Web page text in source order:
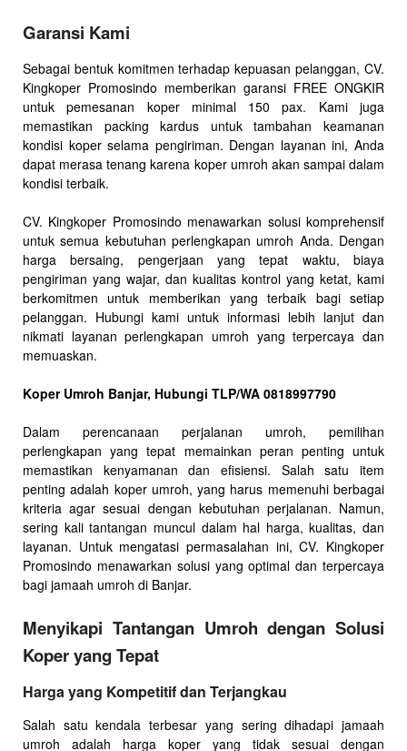
Garansi Kami
Sebagai bentuk komitmen terhadap kepuasan pelanggan, CV.
Kingkoper Promosindo memberikan garansi FREE ONGKIR
untuk pemesanan koper minimal 150 pax. Kami juga
memastikan packing kardus untuk tambahan keamanan
kondisi koper selama pengiriman. Dengan layanan ini, Anda
dapat merasa tenang karena koper umroh akan sampai dalam
kondisi terbaik.
CV. Kingkoper Promosindo menawarkan solusi komprehensif
untuk semua kebutuhan perlengkapan umroh Anda. Dengan
harga bersaing, pengerjaan yang tepat waktu, biaya
pengiriman yang wajar, dan kualitas kontrol yang ketat, kami
berkomitmen untuk memberikan yang terbaik bagi setiap
pelanggan. Hubungi kami untuk informasi lebih lanjut dan
nikmati layanan perlengkapan umroh yang terpercaya dan
memuaskan.
Koper Umroh Banjar, Hubungi TLP/WA 0818997790
Dalam perencanaan perjalanan umroh, pemilihan
perlengkapan yang tepat memainkan peran penting untuk
memastikan kenyamanan dan efisiensi. Salah satu item
penting adalah koper umroh, yang harus memenuhi berbagai
kriteria agar sesuai dengan kebutuhan perjalanan. Namun,
sering kali tantangan muncul dalam hal harga, kualitas, dan
layanan. Untuk mengatasi permasalahan ini, CV. Kingkoper
Promosindo menawarkan solusi yang optimal dan terpercaya
bagi jamaah umroh di Banjar.
Menyikapi Tantangan Umroh dengan Solusi
Koper yang Tepat
Harga yang Kompetitif dan Terjangkau
Salah satu kendala terbesar yang sering dihadapi jamaah
umroh adalah harga koper yang tidak sesuai dengan